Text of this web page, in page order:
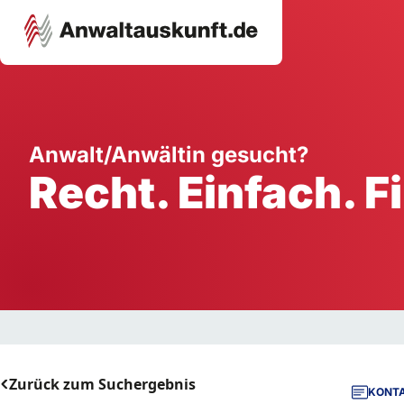
Ausbildung
Handwerk
Dienstleistung
Anwalt/Anwältin gesucht?
Recht. Einfach.
Zurück zum Suchergebnis